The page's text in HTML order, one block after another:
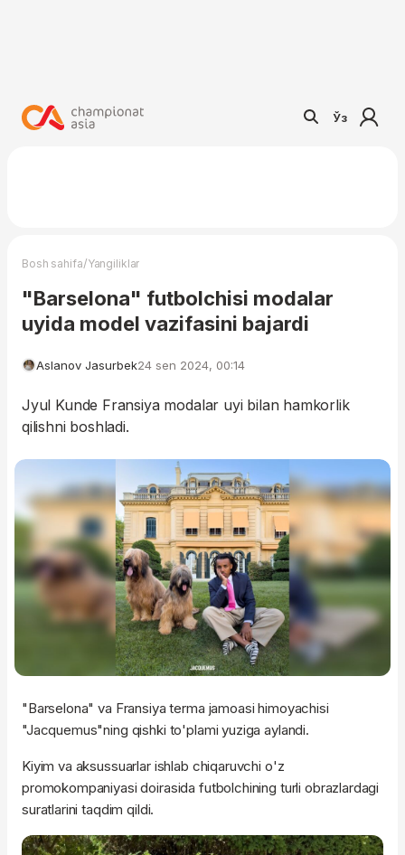
Ўз
Bosh sahifa/Yangiliklar
"Barselona" futbolchisi modalar
uyida model vazifasini bajardi
Aslanov Jasurbek24 sen 2024, 00:14
Jyul Kunde Fransiya modalar uyi bilan hamkorlik
qilishni boshladi.
"Barselona" va Fransiya terma jamoasi himoyachisi
"Jacquemus"ning qishki to'plami yuziga aylandi.
Kiyim va aksussuarlar ishlab chiqaruvchi o'z
promokompaniyasi doirasida futbolchining turli obrazlardagi
suratlarini taqdim qildi.